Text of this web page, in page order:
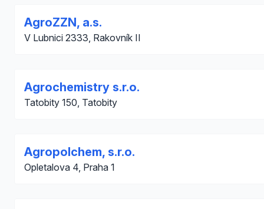
AgroZZN, a.s.
V Lubnici 2333, Rakovník II
Agrochemistry s.r.o.
Tatobity 150, Tatobity
Agropolchem, s.r.o.
Opletalova 4, Praha 1